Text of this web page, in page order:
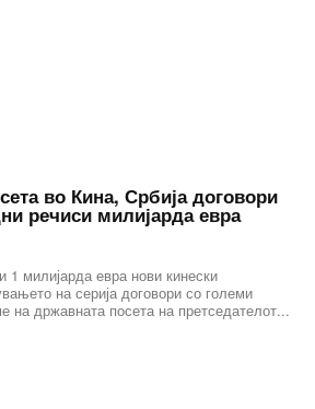
во Кина, Србија договори
речиси милијарда евра
1 милијарда евра нови кинески
на серија договори со големи
на државната посета на претседателот...